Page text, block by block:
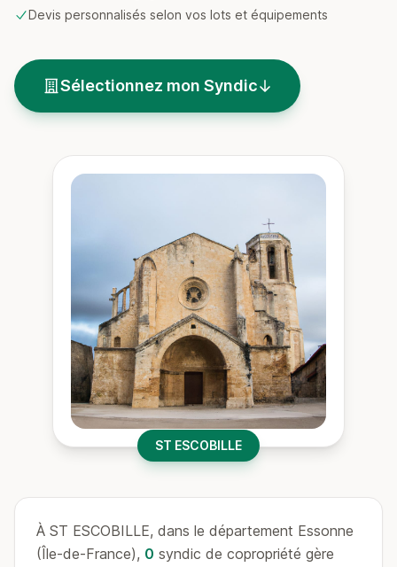
Devis personnalisés selon vos lots et équipements
Sélectionnez mon Syndic
ST ESCOBILLE
À ST ESCOBILLE, dans le département Essonne
(Île-de-France), 0 syndic de copropriété gère